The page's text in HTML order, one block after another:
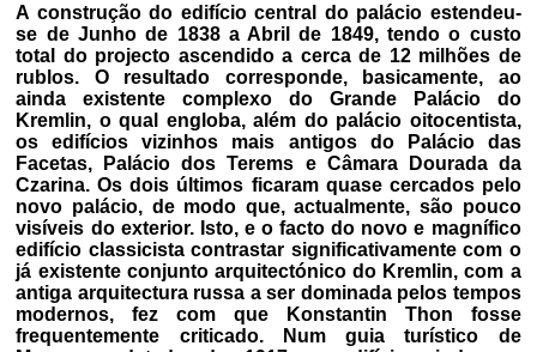
A construção do edifício central do palácio estendeu-
se de Junho de 1838 a Abril de 1849, tendo o custo
total do projecto ascendido a cerca de 12 milhões de
rublos. O resultado corresponde, basicamente, ao
ainda existente complexo do Grande Palácio do
Kremlin, o qual engloba, além do palácio oitocentista,
os edifícios vizinhos mais antigos do Palácio das
Facetas, Palácio dos Terems e Câmara Dourada da
Czarina. Os dois últimos ficaram quase cercados pelo
novo palácio, de modo que, actualmente, são pouco
visíveis do exterior. Isto, e o facto do novo e magnífico
edifício classicista contrastar significativamente com o
já existente conjunto arquitectónico do Kremlin, com a
antiga arquitectura russa a ser dominada pelos tempos
modernos, fez com que Konstantin Thon fosse
frequentemente criticado. Num guia turístico de